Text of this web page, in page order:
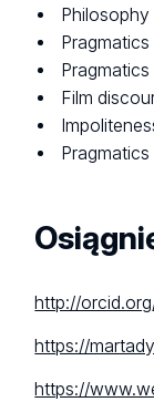
Film
http://
https://
https://